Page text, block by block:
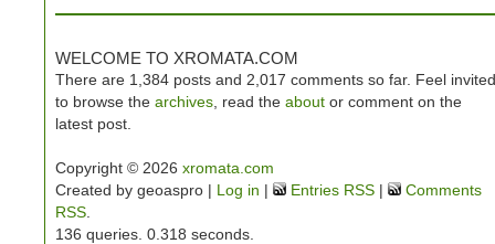
WELCOME TO XROMATA.COM
There are 1,384 posts and 2,017 comments so far. Feel invited
to browse the archives , read the about or comment on the
latest post.
Copyright © 2026 xromata.com
Created by geoaspro | Log in | Entries RSS |
Comments
RSS
136 queries. 0.318 seconds.